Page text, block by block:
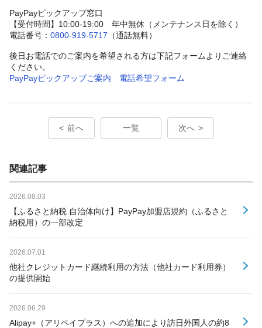
PayPayピックアップ窓口
【受付時間】10:00-19:00 年中無休（メンテナンス日を除く）
電話番号： 0800-919-5717 （通話無料）
後日お電話でのご案内を希望される方は下記フォームよりご連絡
ください。
PayPayピックアップご案内 電話希望フォーム
前へ 一覧 次へ
関連記事
2026.08.03
【ふるさと納税 自治体向け】PayPay加盟店規約（ふるさと
納税用）の一部改定
2026.07.01
他社クレジットカード継続利用の方法（他社カード利用券）
の提供開始
2026.06.29
Alipay+（アリペイプラス）への追加により訪日外国人の約8